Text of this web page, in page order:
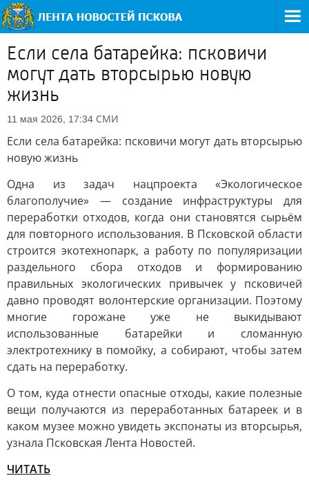
Если села батарейка: псковичи
могут дать вторсырью новую
жизнь
11 мая 2026, 17:34 СМИ
Если села батарейка: псковичи могут дать вторсырью
новую жизнь
Одна из задач нацпроекта «Экологическое
благополучие» — создание инфраструктуры для
переработки отходов, когда они становятся сырьём
для повторного использования. В Псковской области
строится экотехнопарк, а работу по популяризации
раздельного сбора отходов и формированию
правильных экологических привычек у псковичей
давно проводят волонтерские организации. Поэтому
многие горожане уже не выкидывают
использованные батарейки и сломанную
электротехнику в помойку, а собирают, чтобы затем
сдать на переработку.
О том, куда отнести опасные отходы, какие полезные
вещи получаются из переработанных батареек и в
каком музее можно увидеть экспонаты из вторсырья,
узнала Псковская Лента Новостей.
ЧИТАТЬ